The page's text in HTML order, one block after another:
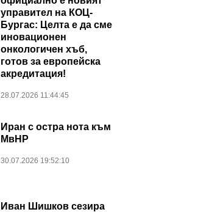
управител на КОЦ-
Бургас: Целта е да сме
иновационен
онкологичен хъб,
готов за европейска
акредитация!
28.07.2026 11:44:45
Иран с остра нота към
МвНР
30.07.2026 19:52:10
Иван Шишков сезира